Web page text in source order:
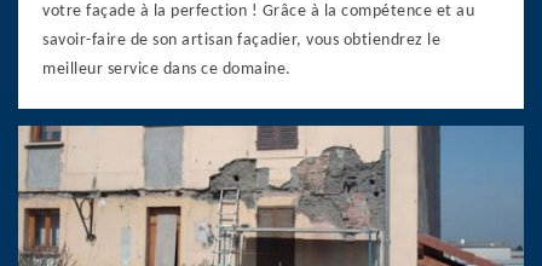
votre façade à la perfection ! Grâce à la compétence et au
savoir-faire de son artisan façadier, vous obtiendrez le
meilleur service dans ce domaine.